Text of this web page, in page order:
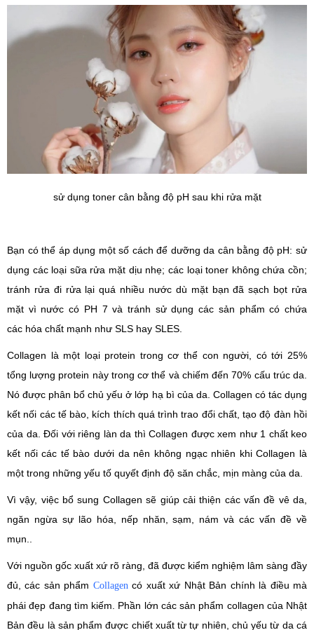
sử dụng toner cân bằng độ pH sau khi rửa mặt
Bạn có thể áp dụng một số cách để dưỡng da cân bằng độ pH: sử
dụng các loại sữa rửa mặt dịu nhẹ; các loại toner không chứa cồn;
tránh rửa đi rửa lại quá nhiều nước dù mặt bạn đã sạch bọt rửa
mặt vì nước có PH 7 và tránh sử dụng các sản phẩm có chứa
các hóa chất mạnh như SLS hay SLES.
Collagen là một loại protein trong cơ thể con người, có tới 25%
tổng lượng protein này trong cơ thể và chiếm đến 70% cấu trúc da.
Nó được phân bổ chủ yếu ở lớp hạ bì của da. Collagen có tác dụng
kết nối các tế bào, kích thích quá trình trao đổi chất, tạo độ đàn hồi
của da. Đối với riêng làn da thì Collagen được xem như 1 chất keo
kết nối các tế bào dưới da nên không ngạc nhiên khi Collagen là
một trong những yếu tố quyết định độ săn chắc, mịn màng của da.
Vì vậy, việc bổ sung Collagen sẽ giúp cải thiện các vấn đề vê da,
ngăn ngừa sự lão hóa, nếp nhăn, sạm, nám và các vấn đề về
mụn..
Với nguồn gốc xuất xứ rõ ràng, đã được kiểm nghiệm lâm sàng đầy
đủ, các sản phẩm Collagen có xuất xứ Nhật Bản chính là điều mà
phái đẹp đang tìm kiếm. Phần lớn các sản phẩm collagen của Nhật
Bản đều là sản phẩm được chiết xuất từ tự nhiên, chủ yếu từ da cá